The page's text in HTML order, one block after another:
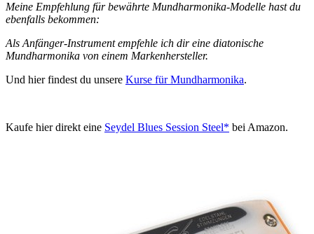
Meine Empfehlung für bewährte Mundharmonika-Modelle hast du
ebenfalls bekommen:
Als Anfänger-Instrument empfehle ich dir eine diatonische
Mundharmonika von einem Markenhersteller.
Und hier findest du unsere Kurse für Mundharmonika.
Kaufe hier direkt eine Seydel Blues Session Steel* bei Amazon.